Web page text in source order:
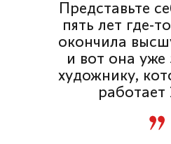
Представьте
пять лет где-
окончила
и вот она уже
художнику,
работает